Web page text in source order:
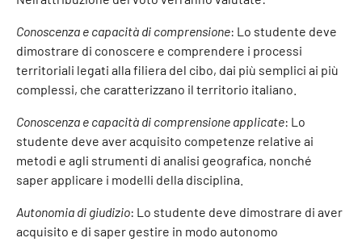
Conoscenza e capacità di comprensione: Lo studente deve
dimostrare di conoscere e comprendere i processi
territoriali legati alla filiera del cibo, dai più semplici ai più
complessi, che caratterizzano il territorio italiano.
Conoscenza e capacità di comprensione applicate: Lo
studente deve aver acquisito competenze relative ai
metodi e agli strumenti di analisi geografica, nonché
saper applicare i modelli della disciplina.
Autonomia di giudizio: Lo studente deve dimostrare di aver
acquisito e di saper gestire in modo autonomo